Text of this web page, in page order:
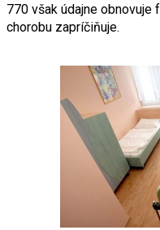
770 však údajne obnovuje
chorobu zapríčiňuje.